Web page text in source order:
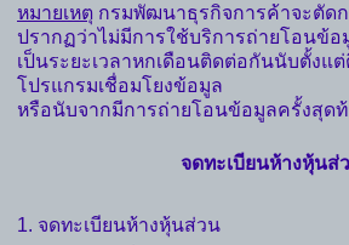
หมายเหตุ กรมพัฒนาธุรกิจการค้าจะตัดก
ปรากฏว่าไม่มีการใช้บริการถ่ายโอนข้อ
เป็นระยะเวลาหกเดือนติดต่อกันนับตั้งแ
โปรแกรมเชื่อมโยงข้อมูล
หรือนับจากมีการถ่ายโอนข้อมูลครั้งสุดท้
จดทะเบียนห้างหุ้นส่
1. จดทะเบียนห้างหุ้นส่วน